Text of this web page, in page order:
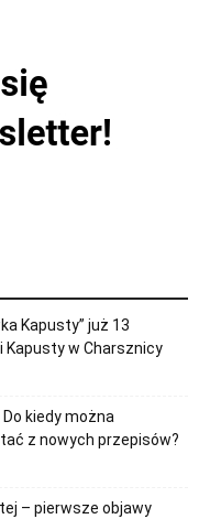
Kapusty” już 13
Kapusty w Charsznicy
kiedy można
z nowych przepisów?
– pierwsze objawy